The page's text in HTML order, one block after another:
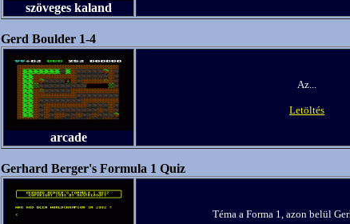
szöveges kaland
Gerd Boulder 1-4
arcade
Az...
Letöltés
Gerhard Berger's Formula 1 Quiz
Téma a Forma 1, azon belül